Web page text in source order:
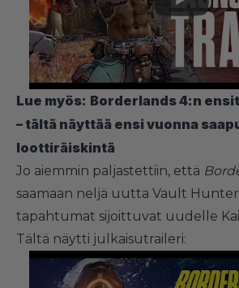
Lue myös: Borderlands 4:n
– tältä näyttää ensi vuonna
loottiräiskintä
Jo aiemmin paljastettiin, että
saamaan neljä uutta Vault
tapahtumat sijoittuvat uudelle
Tältä näytti julkaisutraileri: